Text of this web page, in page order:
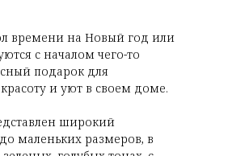
времени на Новый год или
с началом чего-то
подарок для
и уют в своем доме.
широкий
маленьких размеров, в